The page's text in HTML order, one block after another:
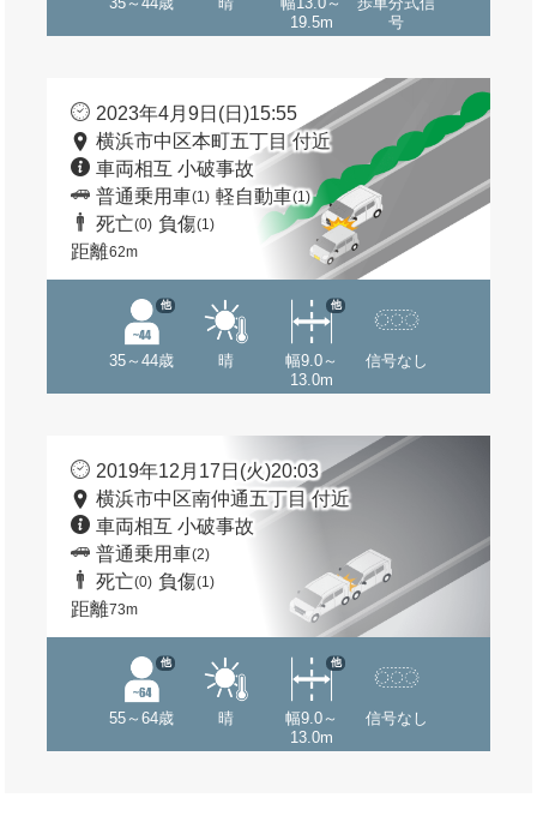
19.5m
号
2023年4月9日(日)15:55
横浜市中区本町五丁目 付近
車両相互 小破事故
普通乗用車(1) 軽自動車(1)
死亡(0) 負傷(1)
距離62m
35～44歳
他
晴
幅9.0～
13.0m
他
信号なし
2019年12月17日(火)20:03
横浜市中区南仲通五丁目 付近
車両相互 小破事故
普通乗用車(2)
死亡(0) 負傷(1)
距離73m
55～64歳
他
晴
幅9.0～
13.0m
他
信号なし